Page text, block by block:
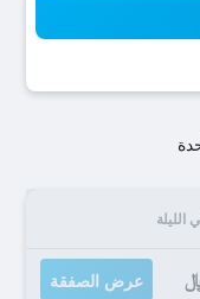
الليلة
عرض الصفقة